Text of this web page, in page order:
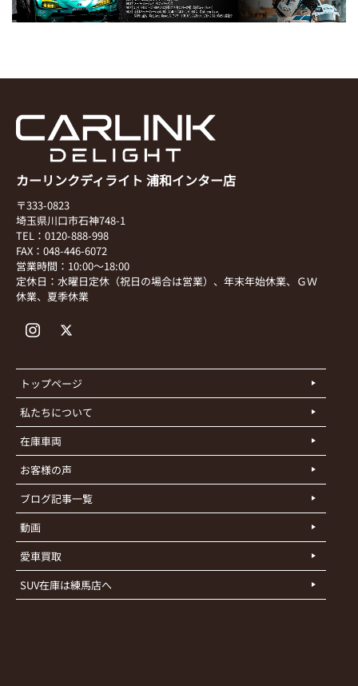
カーリンクディライト 浦和インター店
〒333-0823
埼玉県川口市石神748-1
TEL：0120-888-998
FAX：048-446-6072
営業時間：10:00～18:00
定休日：水曜日定休（祝日の場合は営業）、年末年始休業、ＧＷ
休業、夏季休業
トップページ
私たちについて
在庫車両
お客様の声
ブログ記事一覧
動画
愛車買取
SUV在庫は練馬店へ